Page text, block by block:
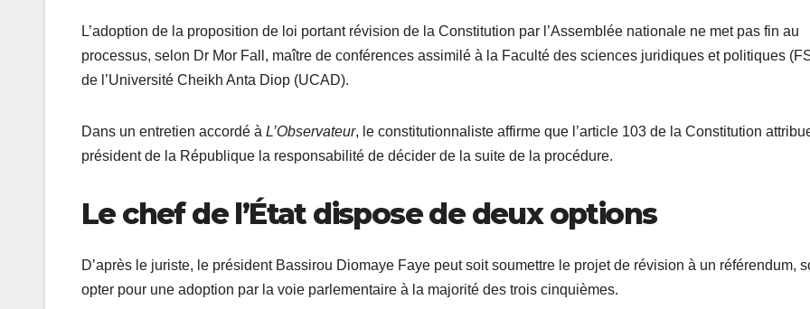
L’adoption de la proposition de loi portant révision de la Constitution par l’Assemblée nationale ne met pas fin au
processus, selon Dr Mor Fall, maître de conférences assimilé à la Faculté des sciences juridiques et politiques
de l’Université Cheikh Anta Diop (UCAD).
Dans un entretien accordé à L’Observateur, le constitutionnaliste affirme que l’article 103 de la Constitution
président de la République la responsabilité de décider de la suite de la procédure.
Le chef de l’État dispose de deux options
D’après le juriste, le président Bassirou Diomaye Faye peut soit soumettre le projet de révision à un référendum,
opter pour une adoption par la voie parlementaire à la majorité des trois cinquièmes.